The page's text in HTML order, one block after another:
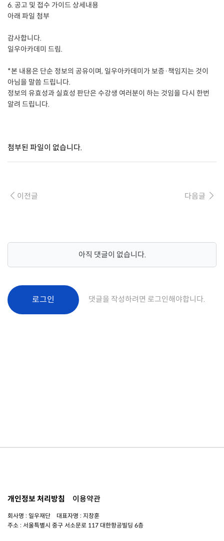
6. 공고 및 접수 가이드 상세내용
아래 파일 첨부
감사합니다.
일우아카데미 드림.
*본 내용은 단순 정보의 공유이며, 일우아카데미가 보증·책임지는 것이
아님을 말씀 드립니다.
정보의 유효성과 실효성 판단은 수강생 여러분이 하는 것임을 다시 한번
알려 드립니다.
첨부된 파일이 없습니다.
이전글 다음글
아직 댓글이 없습니다.
로그인 댓글을 작성하려면 로그인해야합니다.
개인정보 처리방침 이용약관
회사명 : 일우재단 대표자명 : 지창훈
주소 : 서울특별시 중구 서소문로 117 대한항공빌딩 6층